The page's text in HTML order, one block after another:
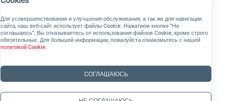
Для усовершенствования и улучшения обслуживания, а так же для навигации
сайта, наш веб-сайт использует файлы Cookie. Нажатием кнопки "Не
соглашаюсь", Вы отказываетесь от использования файлов Cookie, кроме строго
обязятельные. Для большей информации, пожалуйста ознакомьтесь с нашей
политикой Cookie.
CОГЛАШАЮСЬ